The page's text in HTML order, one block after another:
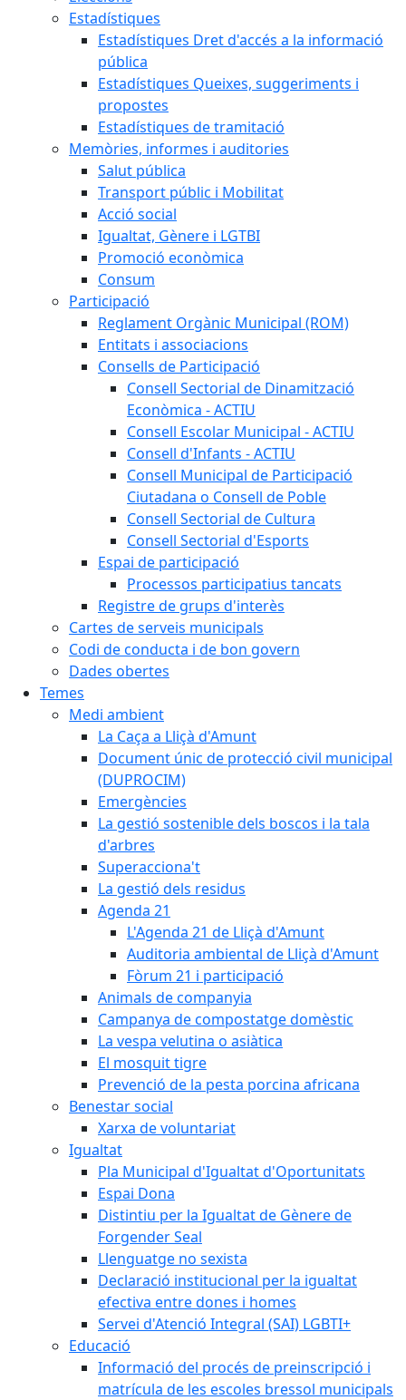
Estadístiques
Estadístiques Dret d'accés a la informació
pública
Estadístiques Queixes, suggeriments i
propostes
Estadístiques de tramitació
Memòries, informes i auditories
Salut pública
Transport públic i Mobilitat
Acció social
Igualtat, Gènere i LGTBI
Promoció econòmica
Consum
Participació
Reglament Orgànic Municipal (ROM)
Entitats i associacions
Consells de Participació
Consell Sectorial de Dinamització
Econòmica - ACTIU
Consell Escolar Municipal - ACTIU
Consell d'Infants - ACTIU
Consell Municipal de Participació
Ciutadana o Consell de Poble
Consell Sectorial de Cultura
Consell Sectorial d'Esports
Espai de participació
Processos participatius tancats
Registre de grups d'interès
Cartes de serveis municipals
Codi de conducta i de bon govern
Dades obertes
Temes
Medi ambient
La Caça a Lliçà d'Amunt
Document únic de protecció civil municipal
(DUPROCIM)
Emergències
La gestió sostenible dels boscos i la tala
d'arbres
Superacciona't
La gestió dels residus
Agenda 21
L'Agenda 21 de Lliçà d'Amunt
Auditoria ambiental de Lliçà d'Amunt
Fòrum 21 i participació
Animals de companyia
Campanya de compostatge domèstic
La vespa velutina o asiàtica
El mosquit tigre
Prevenció de la pesta porcina africana
Benestar social
Xarxa de voluntariat
Igualtat
Pla Municipal d'Igualtat d'Oportunitats
Espai Dona
Distintiu per la Igualtat de Gènere de
Forgender Seal
Llenguatge no sexista
Declaració institucional per la igualtat
efectiva entre dones i homes
Servei d'Atenció Integral (SAI) LGBTI+
Educació
Informació del procés de preinscripció i
matrícula de les escoles bressol municipals